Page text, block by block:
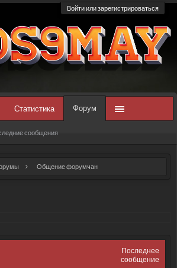
Войти или зарегистрироваться
Общение форумчан
Последнее
сообщение
Статистика Форум
сообщения